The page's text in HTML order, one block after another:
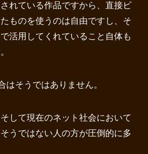
れている作品ですから、直接ビ
ものを使うのは自由ですし、そ
活用してくれていること自体も
はそうではありません。
して現在のネット社会において
うではない人の方が圧倒的に多